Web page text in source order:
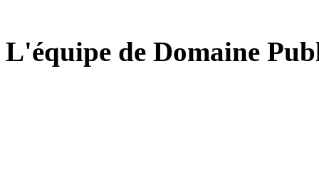
L'équipe de Domaine